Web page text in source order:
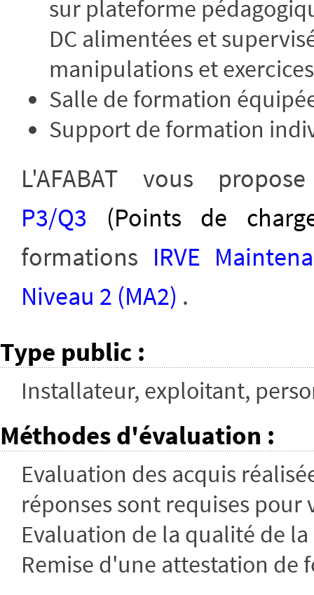
sur plateforme
DC alimentées et
manipulations et
Salle de formation
Support de formation
L'AFABAT vous
P3/Q3 (Points de
formations IRVE
Niveau 2 (MA2) .
Type public :
Installateur, exploitant,
Méthodes d'évaluation :
Evaluation des acquis
réponses sont requises
Evaluation de la qualité de
Remise d'une attestation de